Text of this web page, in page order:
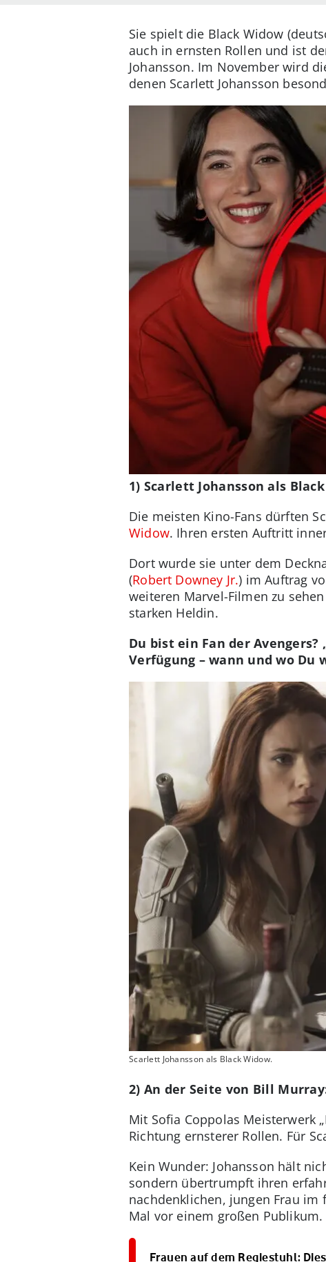
Sie spielt die Black Widow
auch in ernsten Rollen und ist
Johansson. Im November wird
denen Scarlett Johansson
1) Scarlett Johansson als
Die meisten Kino-Fans dürften
Widow. Ihren ersten Auftritt
Dort wurde sie unter dem
(Robert Downey Jr.) im Auftrag
weiteren Marvel-Filmen zu
starken Heldin.
Du bist ein Fan der
Verfügung – wann und wo Du
Scarlett Johansson als Black Widow.
2) An der Seite von Bill
Mit Sofia Coppolas Meisterwerk
Richtung ernsterer Rollen. Für
Kein Wunder: Johansson hält
sondern übertrumpft ihren
nachdenklichen, jungen Frau
Mal vor einem großen Publikum.
Frauen auf dem Regiestuhl: